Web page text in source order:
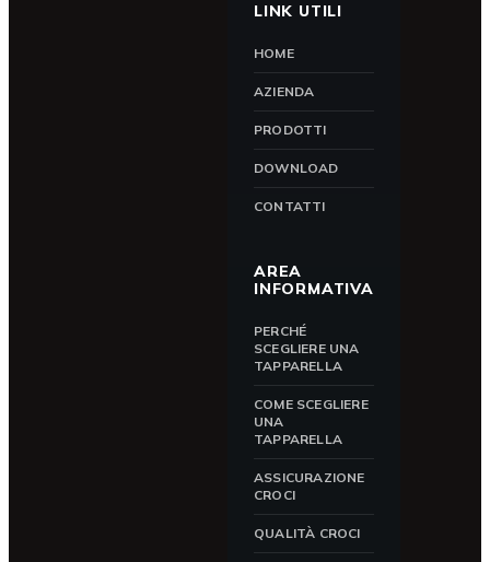
LINK UTILI
HOME
AZIENDA
PRODOTTI
DOWNLOAD
CONTATTI
AREA
INFORMATIVA
PERCHÉ
SCEGLIERE UNA
TAPPARELLA
COME SCEGLIERE
UNA
TAPPARELLA
ASSICURAZIONE
CROCI
QUALITÀ CROCI